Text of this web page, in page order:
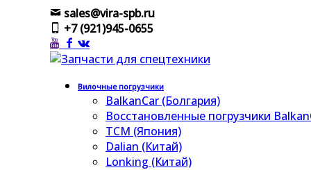
sales@vira-spb.ru
+7 (921)945-0655
Вилочные погрузчики
BalkanCar (Болгария)
Восстановленные погрузчики
TCM (Япония)
Dalian (Китай)
Lonking (Китай)